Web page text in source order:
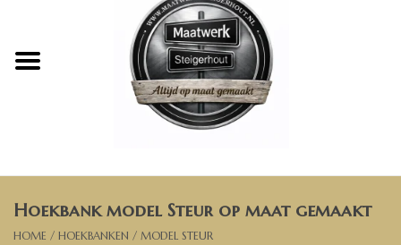
Horeca meubels
Bartafels
Hoekbank model Steur op maat gemaakt
HOME / HOEKBANKEN / MODEL STEUR